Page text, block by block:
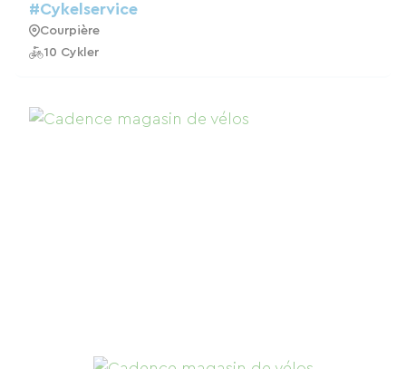
#Cykelservice
Courpière
10 Cykler